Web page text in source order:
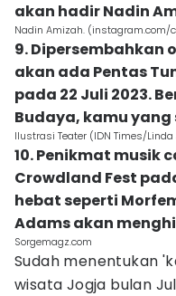
akan hadir Nadin
Nadin Amizah. (instagram.com/
9. Dipersembahkan
akan ada Pentas
pada 22 Juli 2023.
Budaya, kamu
Ilustrasi Teater (IDN Times/
10. Penikmat musik
Crowdland Fest
hebat seperti
Adams akan
Sorgemagz.com
Sudah menentukan
wisata Jogja bulan